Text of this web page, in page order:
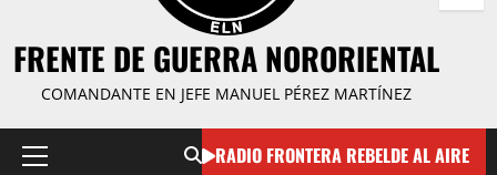
FRENTE DE GUERRA NORORIENTAL
COMANDANTE EN JEFE MANUEL PÉREZ MARTÍNEZ
Menú
RADIO FRONTERA REBELDE AL AIRE